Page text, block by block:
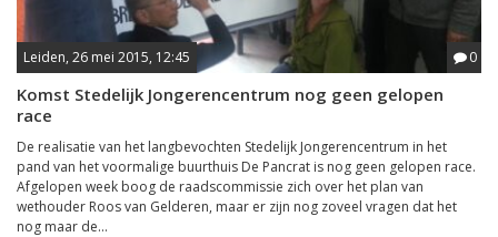
Leiden, 26 mei 2015, 12:45 0
Komst Stedelijk Jongerencentrum nog geen gelopen
race
De realisatie van het langbevochten Stedelijk Jongerencentrum in het
pand van het voormalige buurthuis De Pancrat is nog geen gelopen race.
Afgelopen week boog de raadscommissie zich over het plan van
wethouder Roos van Gelderen, maar er zijn nog zoveel vragen dat het
nog maar de...